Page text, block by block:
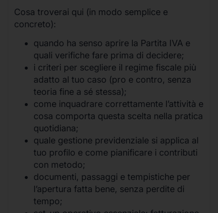
Cosa troverai qui (in modo semplice e
concreto):
quando ha senso aprire la Partita IVA e
quali verifiche fare prima di decidere;
i criteri per scegliere il regime fiscale più
adatto al tuo caso (pro e contro, senza
teoria fine a sé stessa);
come inquadrare correttamente l’attività e
cosa comporta questa scelta nella pratica
quotidiana;
quale gestione previdenziale si applica al
tuo profilo e come pianificare i contributi
con metodo;
documenti, passaggi e tempistiche per
l’apertura fatta bene, senza perdite di
tempo;